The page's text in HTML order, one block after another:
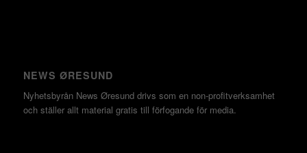
NEWS ØRESUND
Nyhetsbyrån News Øresund drivs som en non-profitverksamhet
och ställer allt material gratis till förfogande för media.